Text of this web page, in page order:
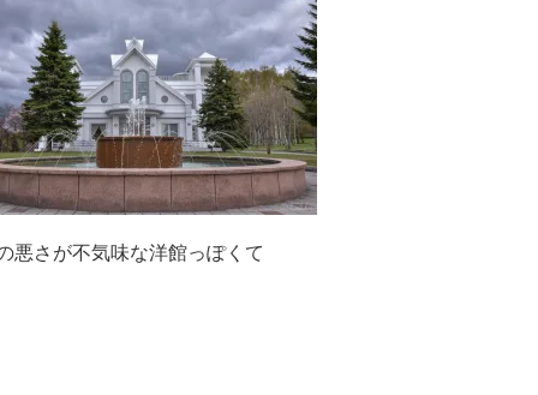
悪さが不気味な洋館っぽくて